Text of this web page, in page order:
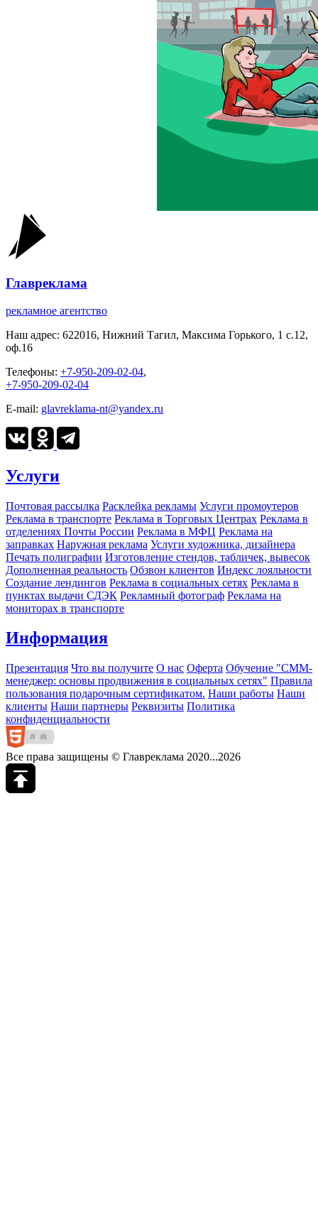
Главреклама
рекламное агентство
Наш адрес: 622016, Нижний Тагил, Максима Горького, 1 c.12,
оф.16
Телефоны: +7-950-209-02-04,
+7-950-209-02-04
E-mail: glavreklama-nt@yandex.ru
Услуги
Почтовая рассылка Расклейка рекламы Услуги промоутеров
Реклама в транспорте Реклама в Торговых Центрах Реклама в
отделениях Почты России Реклама в МФЦ Реклама на
заправках Наружная реклама Услуги художника, дизайнера
Печать полиграфии Изготовление стендов, табличек, вывесок
Дополненная реальность Обзвон клиентов Индекс лояльности
Создание лендингов Реклама в социальных сетях Реклама в
пунктах выдачи СДЭК Рекламный фотограф Реклама на
мониторах в транспорте
Информация
Презентация Что вы получите О нас Оферта Обучение "СМM-
менеджер: основы продвижения в социальных сетях" Правила
пользования подарочным сертификатом. Наши работы Наши
клиенты Наши партнеры Реквизиты Политика
конфиденциальности
Все права защищены © Главреклама 2020...2026